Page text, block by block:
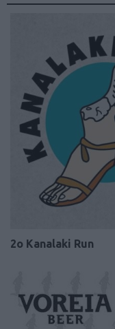
2o Kanalaki Run